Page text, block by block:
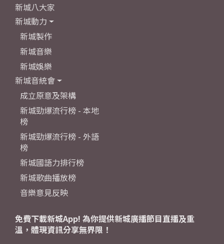
新城八大家
新城動力
新城製作
新城音樂
新城娛樂
新城音統會
成立原意及架構
新城勁爆流行榜 - 本地
榜
新城勁爆流行榜 - 外語
榜
新城國語力排行榜
新城歌曲播放榜
音樂意見反映
免費下載新城App! 為你提供新城廣播節目直播及重
溫，體現資訊分享無界限！